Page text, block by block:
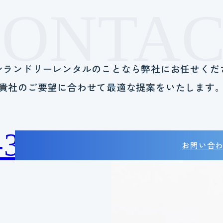
ンドリーレンタルのことなら弊社にお任せくだ
社のご要望に合わせて最適な提案をいたします
2788 お問い合